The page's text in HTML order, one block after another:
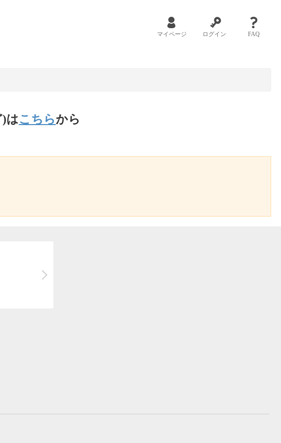
マイページ ログイン FAQ
はこちらから